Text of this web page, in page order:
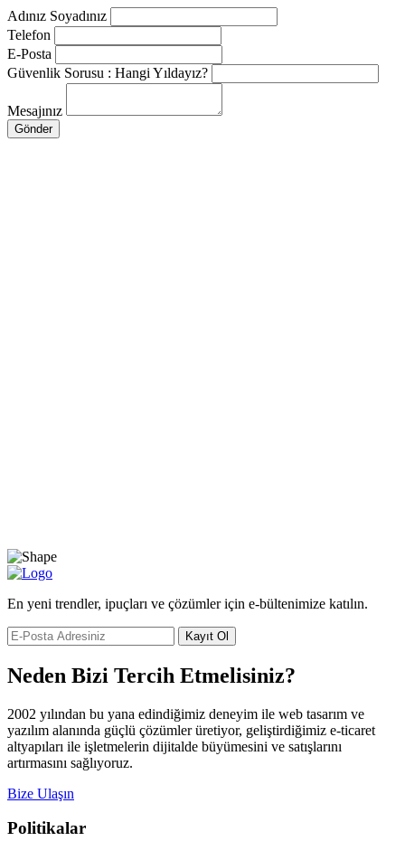
Adınız Soyadınız
Telefon
E-Posta
Güvenlik Sorusu : Hangi Yıldayız?
Mesajınız
Gönder
En yeni trendler, ipuçları ve çözümler için e-bültenimize katılın.
Kayıt Ol
Neden Bizi Tercih Etmelisiniz?
2002 yılından bu yana edindiğimiz deneyim ile web tasarım ve
yazılım alanında güçlü çözümler üretiyor, geliştirdiğimiz e-ticaret
altyapıları ile işletmelerin dijitalde büyümesini ve satışlarını
artırmasını sağlıyoruz.
Bize Ulaşın
Politikalar